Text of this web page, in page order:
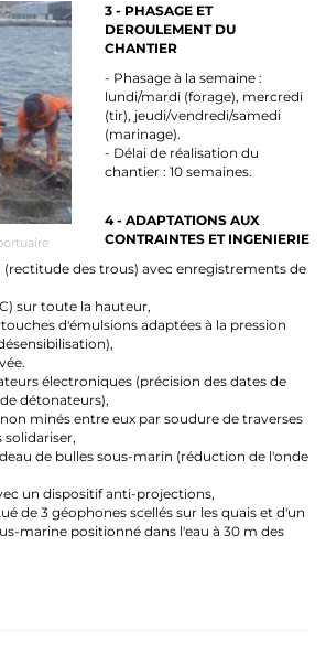
3 - PHASAGE ET
DEROULEMENT DU
CHANTIER
- Phasage à la semaine :
lundi/mardi (forage), mercredi
(tir), jeudi/vendredi/samedi
(marinage).
- Délai de réalisation du
chantier : 10 semaines.
4 - ADAPTATIONS AUX
CONTRAINTES ET INGENIERIE
des trous) avec enregistrements de
sur toute la hauteur,
d'émulsions adaptées à la pression
électroniques (précision des dates de
détonateurs),
minés entre eux par soudure de traverses
solidariser,
de bulles sous-marin (réduction de l'onde
un dispositif anti-projections,
de 3 géophones scellés sur les quais et d'un
marine positionné dans l'eau à 30 m des